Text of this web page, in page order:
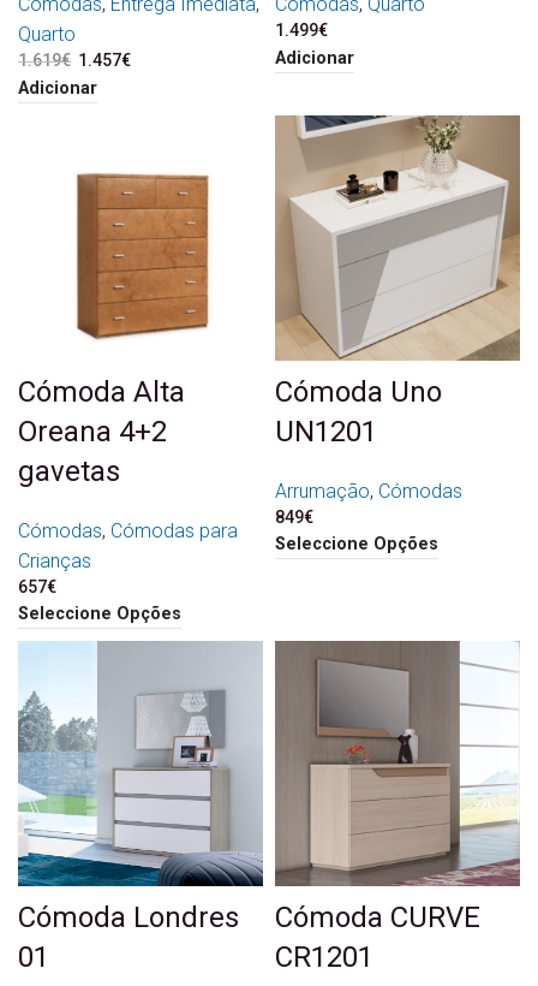
Cómodas, Entrega Imediata,
Quarto
1.619€ O preço original era:
1.619€.
1.457€
Adicionar
Cómodas, Quarto
1.499€
Adicionar
Cómoda Alta
Oreana 4+2
gavetas
Cómodas, Cómodas para
Crianças
657€
Seleccione Opções
Cómoda Uno
UN1201
Arrumação, Cómodas
849€
Seleccione Opções
Cómoda Londres
01
Cómoda CURVE
CR1201